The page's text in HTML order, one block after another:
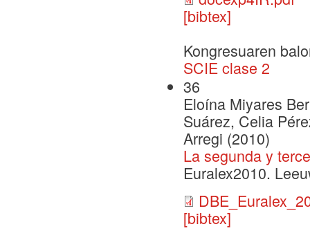
[bibtex]
Kongresuaren
SCIE clase 2
36
Eloína Miyares
Suárez, Celia
Arregi (2010)
La segunda y
Euralex2010.
[bibtex]